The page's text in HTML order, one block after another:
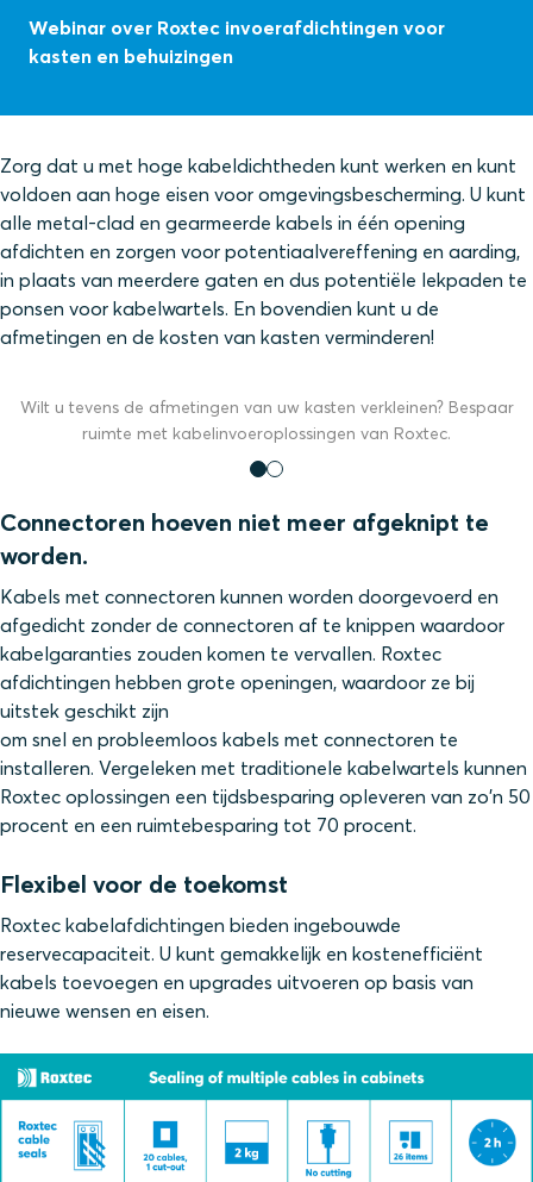
Webinar over Roxtec invoerafdichtingen voor
kasten en behuizingen
Zorg dat u met hoge kabeldichtheden kunt werken en kunt
voldoen aan hoge eisen voor omgevingsbescherming. U kunt
alle metal-clad en gearmeerde kabels in één opening
afdichten en zorgen voor potentiaalvereffening en aarding,
in plaats van meerdere gaten en dus potentiële lekpaden te
ponsen voor kabelwartels. En bovendien kunt u de
afmetingen en de kosten van kasten verminderen!
Wilt u tevens de afmetingen van uw kasten verkleinen? Bespaar
ruimte met kabelinvoeroplossingen van Roxtec.
Connectoren hoeven niet meer afgeknipt te
worden.
Kabels met connectoren kunnen worden doorgevoerd en
afgedicht zonder de connectoren af te knippen waardoor
kabelgaranties zouden komen te vervallen. Roxtec
afdichtingen hebben grote openingen, waardoor ze bij
uitstek geschikt zijn
om snel en probleemloos kabels met connectoren te
installeren. Vergeleken met traditionele kabelwartels kunnen
Roxtec oplossingen een tijdsbesparing opleveren van zo'n 50
procent en een ruimtebesparing tot 70 procent.
Flexibel voor de toekomst
Roxtec kabelafdichtingen bieden ingebouwde
reservecapaciteit. U kunt gemakkelijk en kostenefficiënt
kabels toevoegen en upgrades uitvoeren op basis van
nieuwe wensen en eisen.